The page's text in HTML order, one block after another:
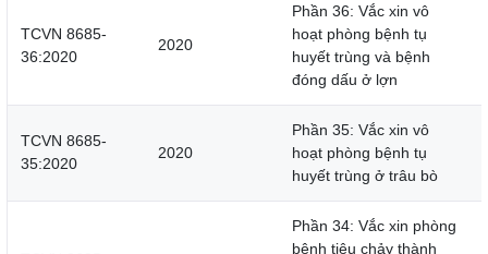
TCVN 8685-
36:2020
2020
Phần 36: Vắc xin vô
hoạt phòng bệnh tụ
huyết trùng và bệnh
đóng dấu ở lợn
TCVN 8685-
35:2020
2020
Phần 35: Vắc xin vô
hoạt phòng bệnh tụ
huyết trùng ở trâu bò
Phần 34: Vắc xin phòng
bệnh tiêu chảy thành